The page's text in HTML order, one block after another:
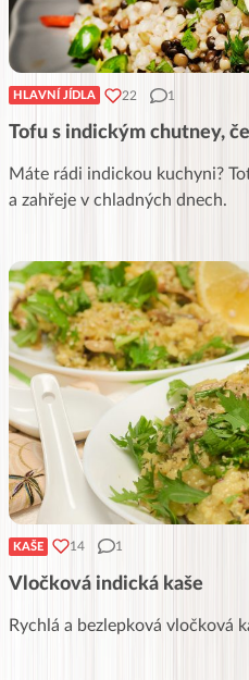
HLAVNÍ JÍDLA 22 1
Tofu s indickým chutney,
Máte rádi indickou kuchyni?
a zahřeje v chladných dnech.
KAŠE 14 1
Vločková indická kaše
Rychlá a bezlepková vločková